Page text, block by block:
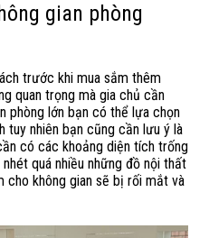
gian phòng
trước khi mua sắm thêm
quan trọng mà gia chủ cần
phòng lớn bạn có thể lựa chọn
tuy nhiên bạn cũng cần lưu ý là
có các khoảng diện tích trống
quá nhiều những đồ nội thất
cho không gian sẽ bị rối mắt và